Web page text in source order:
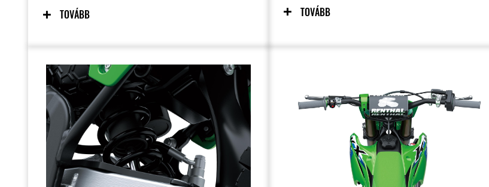
TOVÁBB TOVÁBB